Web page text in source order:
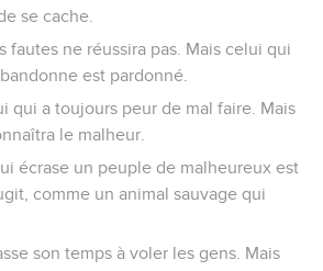
se cache.
fautes ne réussira pas. Mais celui qui
est pardonné.
qui a toujours peur de mal faire. Mais
le malheur.
écrase un peuple de malheureux est
comme un animal sauvage qui
son temps à voler les gens. Mais